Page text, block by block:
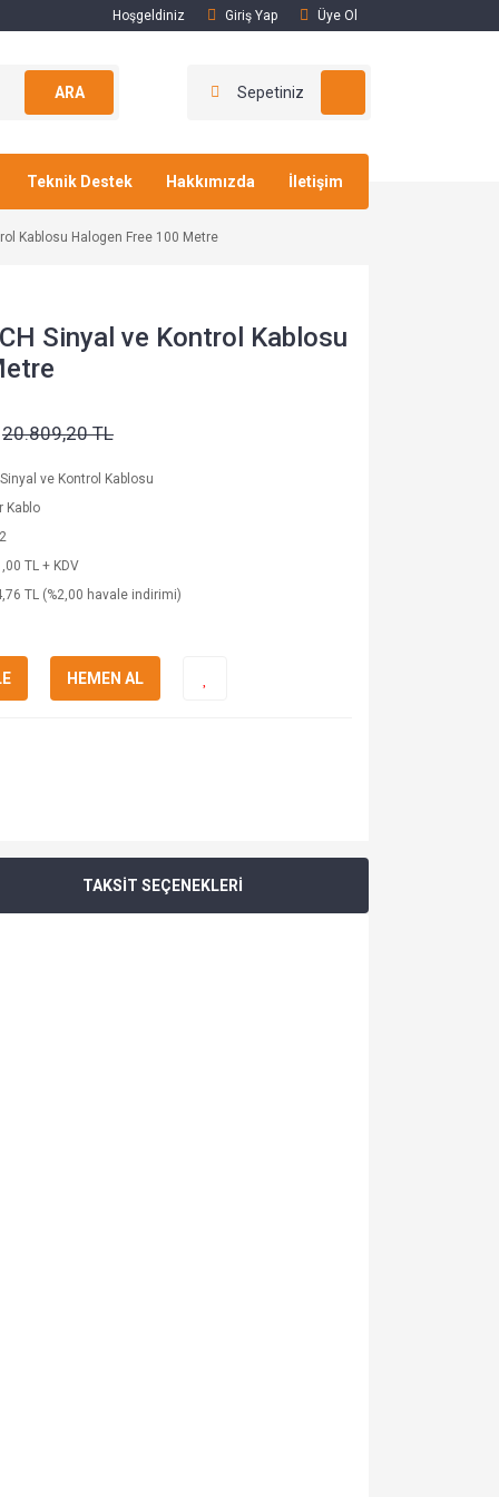
Hoşgeldiniz Giriş Yap Üye Ol
ARA Sepetiniz
Teknik Destek Hakkımızda İletişim
Kablosu Halogen Free 100 Metre
Sinyal ve Kontrol Kablosu
20.809,20 TL
Sinyal ve Kontrol Kablosu
Kablo
TL + KDV
TL (%2,00 havale indirimi)
HEMEN AL
TAKSİT SEÇENEKLERİ